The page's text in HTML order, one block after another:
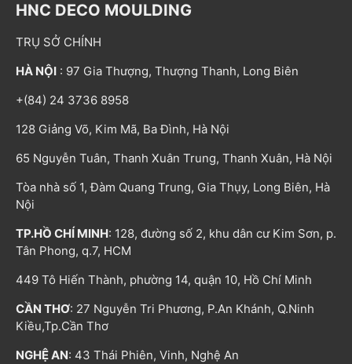
HNC DECO MOULDING
TRỤ SỞ CHÍNH
HÀ NỘI : 97 Gia Thượng, Thượng Thanh, Long Biên
+(84) 24 3736 8958
128 Giảng Võ, Kim Mã, Ba Đình, Hà Nội
65 Nguyễn Tuân, Thanh Xuân Trung, Thanh Xuân, Hà Nội
Tòa nhà số 1, Đàm Quang Trung, Gia Thụy, Long Biên, Hà
Nội
TP.HỒ CHÍ MINH: 128, đường số 2, khu dân cư Kim Sơn, p.
Tân Phong, q.7, HCM
449 Tô Hiến Thành, phường 14, quận 10, Hồ Chí Minh
CẦN THƠ: 27 Nguyễn Tri Phương, P.An Khánh, Q.Ninh
Kiều,Tp.Cần Thơ
NGHỆ AN: 43 Thái Phiên, Vinh, Nghệ An